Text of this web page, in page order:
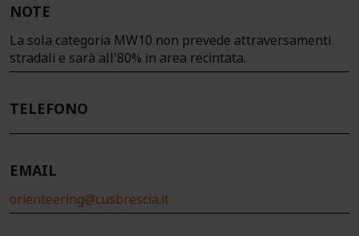
NOTE
La sola categoria MW10 non prevede attraversamenti
stradali e sarà all'80% in area recintata.
TELEFONO
EMAIL
orienteering@cusbrescia.it